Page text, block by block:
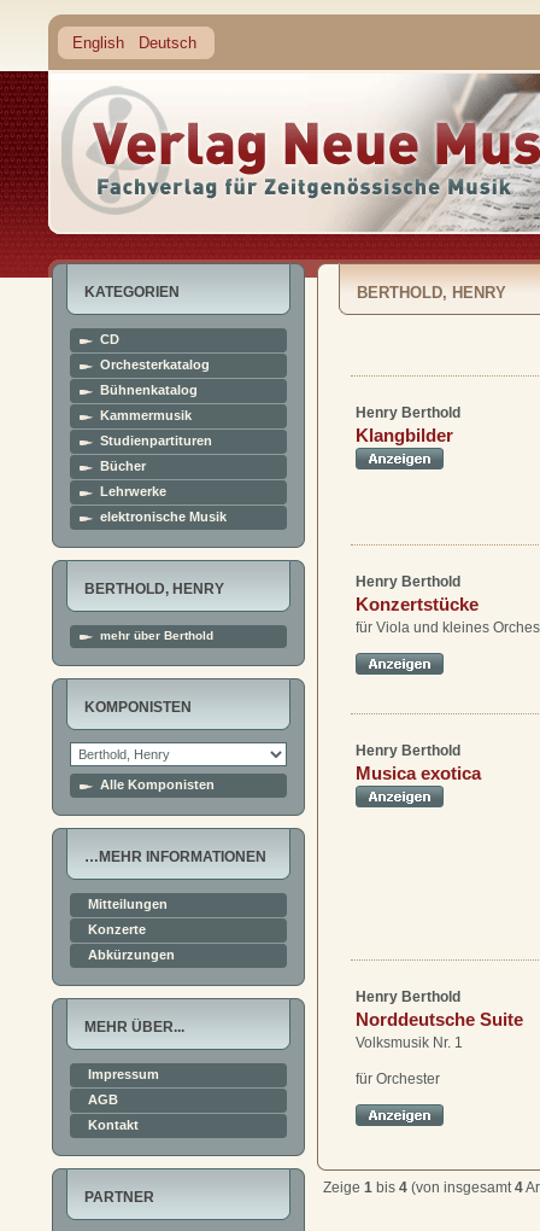
English Deutsch
KATEGORIEN
CD
Orchesterkatalog
Bühnenkatalog
Kammermusik
Studienpartituren
Bücher
Lehrwerke
elektronische Musik
BERTHOLD, HENRY
mehr über Berthold
KOMPONISTEN
Alle Komponisten
…MEHR INFORMATIONEN
Mitteilungen
Konzerte
Abkürzungen
MEHR ÜBER...
Impressum
AGB
Kontakt
PARTNER
BERTHOLD, HENRY
Henry Berthold
Klangbilder
Henry Berthold
Konzertstücke
für Viola und kleines
Henry Berthold
Musica exotica
Henry Berthold
Norddeutsche Suite
Volksmusik Nr. 1
für Orchester
Zeige 1 bis 4 (von insgesamt 4